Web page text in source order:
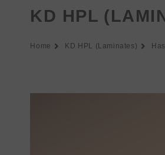
KD HPL
Home KD HPL (Laminates)